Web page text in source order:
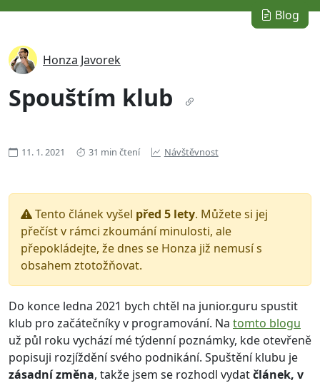
Blog
Honza Javorek
Spouštím klub
11. 1. 2021 31 min čtení Návštěvnost
Tento článek vyšel před 5 lety. Můžete si jej
přečíst v rámci zkoumání minulosti, ale
přepokládejte, že dnes se Honza již nemusí s
obsahem ztotožňovat.
Do konce ledna 2021 bych chtěl na junior.guru spustit
klub pro začátečníky v programování. Na tomto blogu
už půl roku vychází mé týdenní poznámky, kde otevřeně
popisuji rozjíždění svého podnikání. Spuštění klubu je
zásadní změna, takže jsem se rozhodl vydatčlánek, v